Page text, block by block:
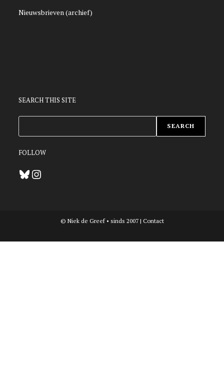
Nieuwsbrieven (archief)
SEARCH THIS SITE
SEARCH
FOLLOW
BlueskyInstagram
© Niek de Greef • sinds 2007 | Contact